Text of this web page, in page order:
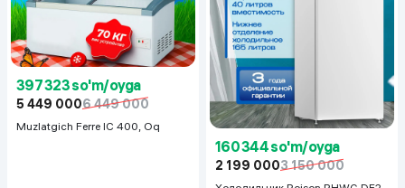
397 323 so'm/oyga
5 449 0006 449 000
Muzlatgich Ferre IC 400, Oq
160 344 so'm/oyga
2 199 0003 150 000